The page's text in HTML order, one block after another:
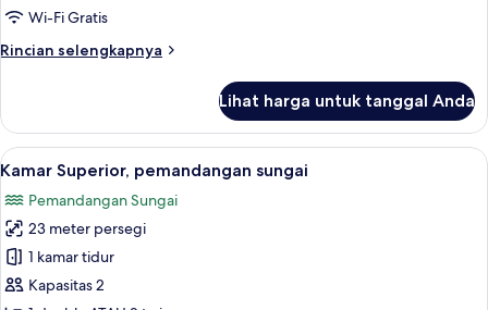
pemandangan
(nhow)
Wi-Fi Gratis
Rincian selengkapnya
Rincian
Suite
Junior,
pemandangan
(nhow)
Lihat harga untuk tanggal Anda
Lihat
semua
foto
untuk
Kamar
Superior,
Kamar Superior, pemandangan
7
Kamar Superior, pemandangan sungai
Pemandangan Sungai
23 meter persegi
1 kamar tidur
Kapasitas 2